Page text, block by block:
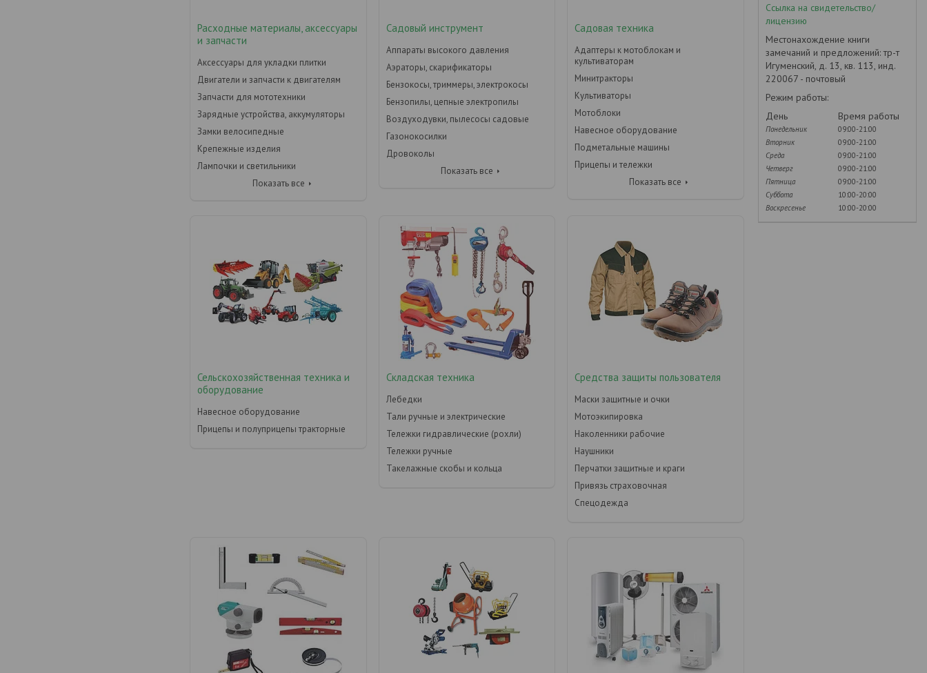
Расходные материалы, аксессуары
и запчасти
Аксессуары для укладки плитки
Двигатели и запчасти к двигателям
Запчасти для мототехники
Зарядные устройства, аккумуляторы
Замки велосипедные
Крепежные изделия
Лампочки и светильники
Показать все
Садовый инструмент
Аппараты высокого давления
Аэраторы, скарификаторы
Бензокосы, триммеры, электрокосы
Бензопилы, цепные электропилы
Воздуходувки, пылесосы садовые
Газонокосилки
Дровоколы
Показать все
Садовая техника
Адаптеры к мотоблокам и
культиваторам
Минитракторы
Культиваторы
Мотоблоки
Навесное оборудование
Подметальные машины
Прицепы и тележки
Показать все
Сельскохозяйственная техника и
оборудование
Навесное оборудование
Прицепы и полуприцепы тракторные
Складская техника
Лебедки
Тали ручные и электрические
Тележки гидравлические (рохли)
Тележки ручные
Такелажные скобы и кольца
Средства защиты пользователя
Маски защитные и очки
Мотоэкипировка
Наколенники рабочие
Наушники
Перчатки защитные и краги
Привязь страховочная
Спецодежда
Ссылка на свидетельство/
лицензию
Местонахождение книги
замечаний и предложений: тр-т
Игуменский, д. 13, кв. 113, инд.
220067 - почтовый
Режим работы:
День
Время работы
Понедельник
09:00-21:00
Вторник
09:00-21:00
Среда
09:00-21:00
Четверг
09:00-21:00
Пятница
09:00-21:00
Суббота
10:00-20:00
Воскресенье
10:00-20:00